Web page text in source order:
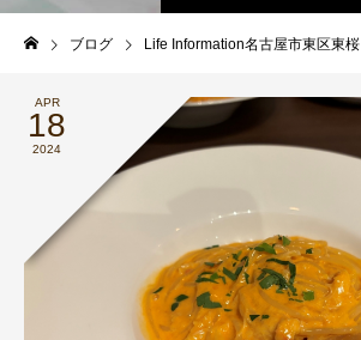
ブログ Life Information名古屋市東区東桜
APR
18
2024